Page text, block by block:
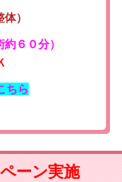
）
６０分）
ちら
ーン実施